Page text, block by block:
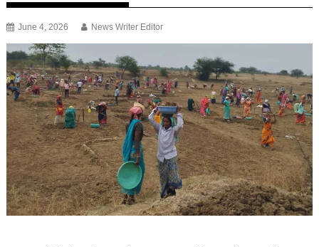
June 4, 2026 News Writer Editor